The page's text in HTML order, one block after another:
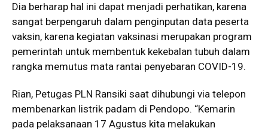
Dia berharap hal ini dapat menjadi perhatikan, karena
sangat berpengaruh dalam penginputan data peserta
vaksin, karena kegiatan vaksinasi merupakan program
pemerintah untuk membentuk kekebalan tubuh dalam
rangka memutus mata rantai penyebaran COVID-19.
Rian, Petugas PLN Ransiki saat dihubungi via telepon
membenarkan listrik padam di Pendopo. “Kemarin
pada pelaksanaan 17 Agustus kita melakukan